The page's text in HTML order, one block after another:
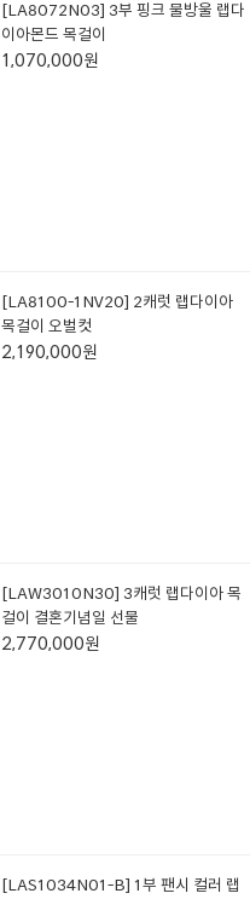
[LA8072N03] 3부 핑크 물방울 랩다
이아몬드 목걸이
1,070,000원
[LA8100-1NV20] 2캐럿 랩다이아
목걸이 오벌컷
2,190,000원
[LAW3010N30] 3캐럿 랩다이아 목
걸이 결혼기념일 선물
2,770,000원
[LAS1034N01-B] 1부 팬시 컬러 랩